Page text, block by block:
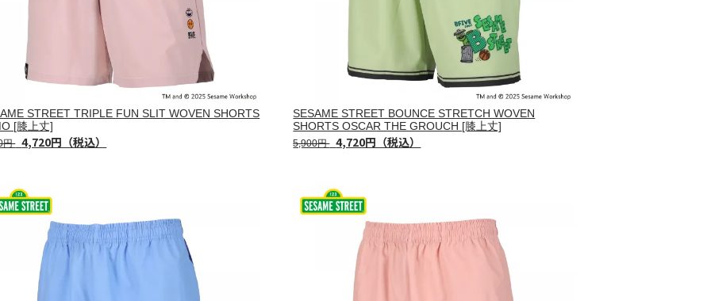
STREET TRIPLE FUN SLIT WOVEN SHORTS
[膝上丈]
円 4,720円（税込）
SESAME STREET BOUNCE STRETCH WOVEN
SHORTS OSCAR THE GROUCH [膝上丈]
5,900円 4,720円（税込）